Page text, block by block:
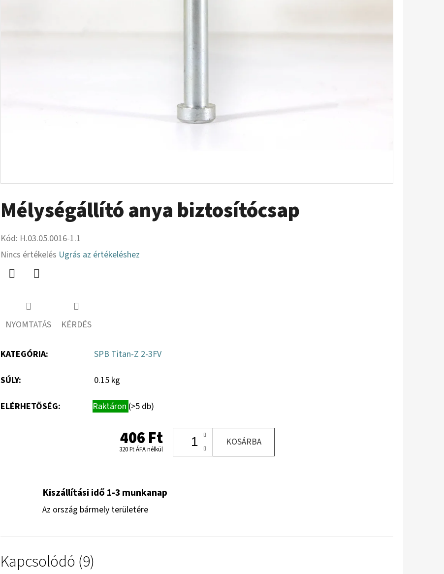
Mélységállító anya biztosítócsap
Kód: H.03.05.0016-1.1
A
termék
értékelése
5-
0,0
Nincs értékelés Ugrás az értékeléshez
NYOMTATÁS KÉRDÉS
KATEGÓRIA: SPB Titan-Z 2-3FV
SÚLY: 0.15 kg
ELÉRHETŐSÉG: Raktáron (>5 db)
406 Ft
320 Ft ÁFA nélkül
KOSÁRBA
Kiszállítási idő 1-3 munkanap
Az ország bármely területére
Kapcsolódó (9)